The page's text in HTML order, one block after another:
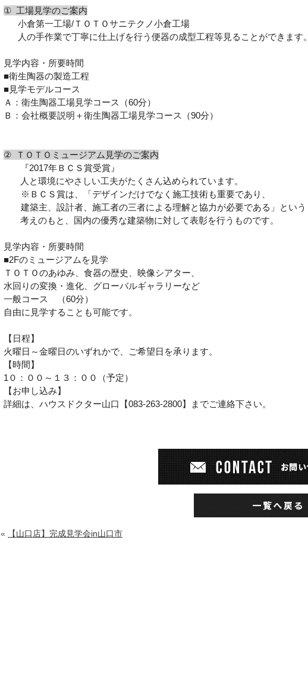
① 工場見学のご案内
小倉第一工場/ ＴＯＴＯサニテクノ小倉工場
人の手作業で丁寧に仕上げを行う便器の成型工程等見ることができます。
見学内容・所要時間
■衛生陶器の製造工程
■見学モデルコース
Ａ：衛生陶器工場見学コース（60分）
Ｂ：会社概要説明＋衛生陶器工場見学コース（90分）
②
ＴＯＴＯミュージアム見学のご案内
『2017年ＢＣＳ賞受賞』
人と環境にやさしい工夫がたくさん込められています。
※ＢＣＳ賞は、「デザインだけでなく施工技術も重要であり、
建築主、設計者、施工者の三者による理解と協力が必要である」という
考えのもと、国内の優秀な建築物に対して表彰を行うものです。
見学内容・所要時間
■2Fのミュージアムを見学
ＴＯＴＯのあゆみ、食器の歴史、映像シアター、
水回りの変換・進化、グローバルギャラリーなど
一般コース （60分）
自由に見学することも可能です。
【日程】
火曜日～金曜日のいずれかで、ご希望日を承ります。
【時間】
1 ０：００～１３：００（予定）
【お申し込み】
詳細は、ハウスドクター山口【083-263-2800】までご連絡下さい。
« 【山口店】完成見学会in山口市